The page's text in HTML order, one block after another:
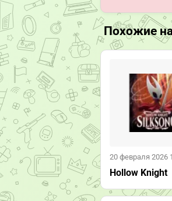
Похожие
20 февраля 2026
Hollow Knight